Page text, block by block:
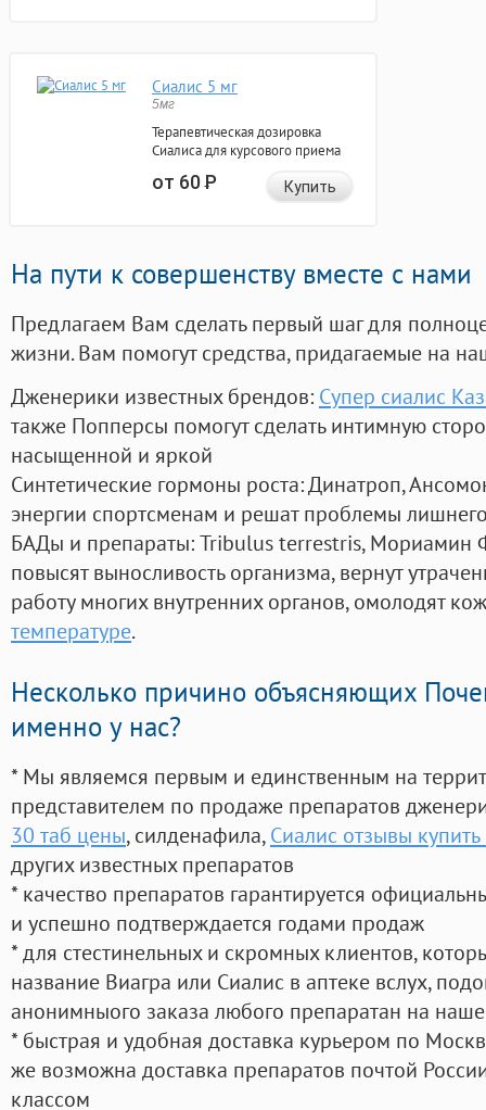
Сиалис 5 мг
5мг
Терапевтическая дозировка
Сиалиса для курсового приема
от 60Р Купить
На пути к совершенству вместе с нами
Предлагаем Вам сделать первый шаг для
жизни. Вам помогут средства, придагаемые на
Дженерики известных брендов: Супер сиалис
также Попперсы помогут сделать интимную
насыщенной и яркой
Синтетические гормоны роста: Динатроп,
энергии спортсменам и решат проблемы
БАДы и препараты:Tribulus terrestris, Мориамин
повысят выносливость организма, вернут
работу многих внутренних органов, омолодят
температуре.
Несколько причино объясняющих
именно у нас?
* Мы являемся первым и единственным на
представителем по продаже препаратов
30 таб цены, силденафила, Сиалис отзывы
других известных препаратов
* качество препаратов гарантируется
и успешно подтверждается годами продаж
* для стестинельных и скромных клиентов,
название Виагра или Сиалис в аптеке вслух,
анонимныого заказа любого препаратан на
* быстрая и удобная доставка курьером по
же возможна доставка препаратов почтой
классом